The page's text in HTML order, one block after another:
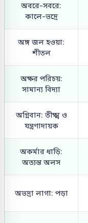
অবরে-সবরে:
কালে-ভদ্রে
অঙ্গ জল হওয়া:
শীতল
অক্ষর পরিচয়:
সামান্য বিদ্যা
অগ্নিবান: তীক্ষ্ম ও
যন্ত্রণাদায়ক
অকর্মার ধাড়ি:
অত্যন্ত অলস
অভদ্রা লাগা: পড়া